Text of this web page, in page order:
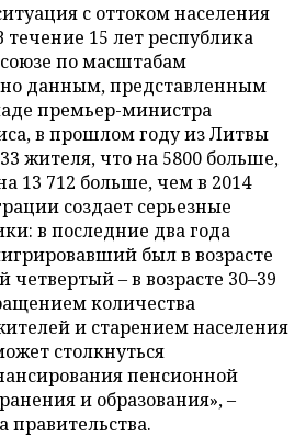
с оттоком населения
15 лет республика
по масштабам
данным, представленным
премьер-министра
в прошлом году из Литвы
жителя, что на 5800 больше,
13 712 больше, чем в 2014
создает серьезные
в последние два года
был в возрасте
четвертый – в возрасте 30–39
количества
и старением населения
столкнуться
пенсионной
и образования», –
правительства.